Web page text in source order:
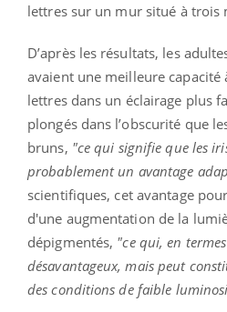
lettres sur un mur situé à trois
D’après les résultats, les
avaient une meilleure capacité
lettres dans un éclairage plus
plongés dans l’obscurité que
bruns, "ce qui signifie que les
probablement un avantage
scientifiques, cet avantage
d'une augmentation de la
dépigmentés, "ce qui, en
désavantageux, mais peut
des conditions de faible